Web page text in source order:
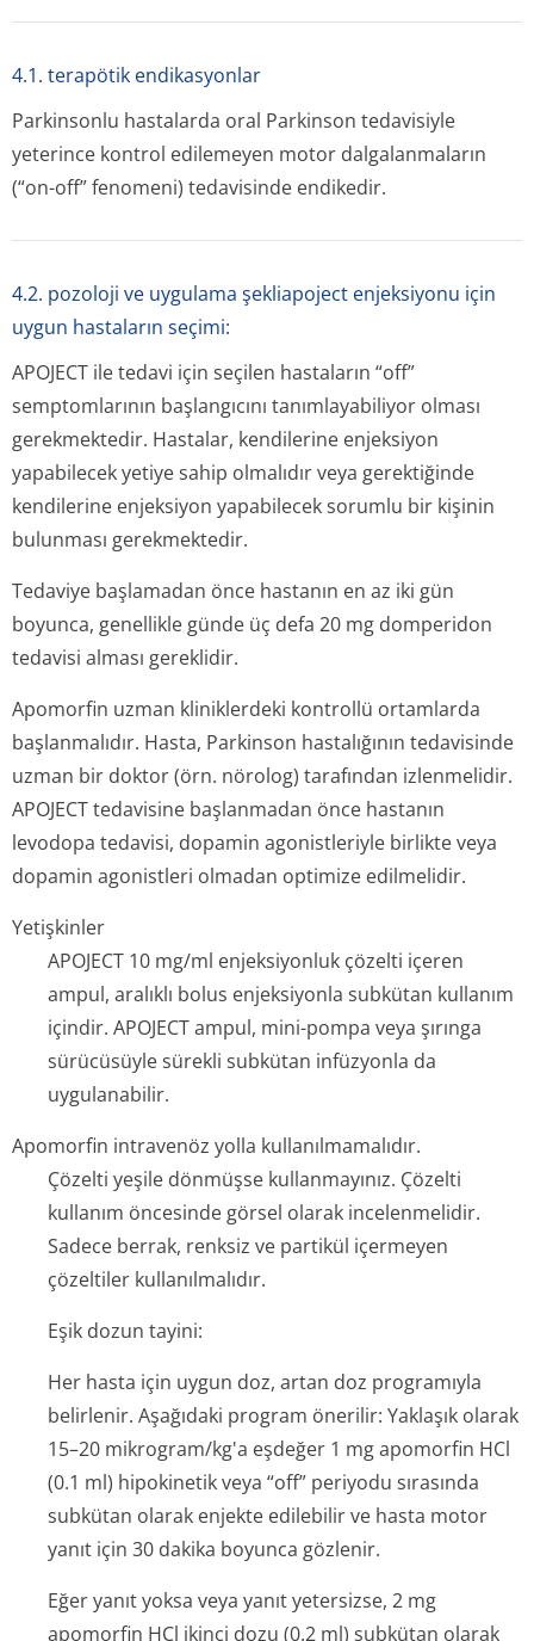
4.1. terapötik endikasyonlar
Parkinsonlu hastalarda oral Parkinson tedavisiyle
yeterince kontrol edilemeyen motor dalgalanmaların
(“on-off” fenomeni) tedavisinde endikedir.
4.2. pozoloji ve uygulama şekliapoject enjeksiyonu için
uygun hastaların seçimi:
APOJECT ile tedavi için seçilen hastaların “off”
semptomlarının başlangıcını tanımlayabiliyor olması
gerekmektedir. Hastalar, kendilerine enjeksiyon
yapabilecek yetiye sahip olmalıdır veya gerektiğinde
kendilerine enjeksiyon yapabilecek sorumlu bir kişinin
bulunması gerekmektedir.
Tedaviye başlamadan önce hastanın en az iki gün
boyunca, genellikle günde üç defa 20 mg domperidon
tedavisi alması gereklidir.
Apomorfin uzman kliniklerdeki kontrollü ortamlarda
başlanmalıdır. Hasta, Parkinson hastalığının tedavisinde
uzman bir doktor (örn. nörolog) tarafından izlenmelidir.
APOJECT tedavisine başlanmadan önce hastanın
levodopa tedavisi, dopamin agonistleriyle birlikte veya
dopamin agonistleri olmadan optimize edilmelidir.
Yetişkinler
APOJECT 10 mg/ml enjeksiyonluk çözelti içeren
ampul, aralıklı bolus enjeksiyonla subkütan kullanım
içindir. APOJECT ampul, mini-pompa veya şırınga
sürücüsüyle sürekli subkütan infüzyonla da
uygulanabilir.
Apomorfin intravenöz yolla kullanılmamalıdır.
Çözelti yeşile dönmüşse kullanmayınız. Çözelti
kullanım öncesinde görsel olarak incelenmelidir.
Sadece berrak, renksiz ve partikül içermeyen
çözeltiler kullanılmalıdır.
Eşik dozun tayini:
Her hasta için uygun doz, artan doz programıyla
belirlenir. Aşağıdaki program önerilir: Yaklaşık olarak
15–20 mikrogram/kg'a eşdeğer 1 mg apomorfin HCl
(0.1 ml) hipokinetik veya “off” periyodu sırasında
subkütan olarak enjekte edilebilir ve hasta motor
yanıt için 30 dakika boyunca gözlenir.
Eğer yanıt yoksa veya yanıt yetersizse, 2 mg
apomorfin HCl ikinci dozu (0.2 ml) subkütan olarak